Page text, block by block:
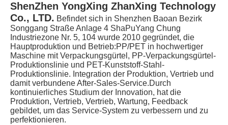
ShenZhen YongXing ZhanXing Technology
Co., LTD. Befindet sich in Shenzhen Baoan Bezirk
Songgang Straße Anlage 4 ShaPuYang Chung
Industriezone Nr. 5, 104 wurde 2010 gegründet, die
Hauptproduktion und Betrieb:PP/PET in hochwertiger
Maschine mit Verpackungsgürtel, PP-Verpackungsgürtel-
Produktionslinie und PET-Kunststoff-Stahl-
Produktionslinie. Integration der Produktion, Vertrieb und
damit verbundene After-Sales-Service.Durch
kontinuierliches Studium der Innovation, hat die
Produktion, Vertrieb, Vertrieb, Wartung, Feedback
gebildet, um das Service-System zu verbessern und zu
perfektionieren.